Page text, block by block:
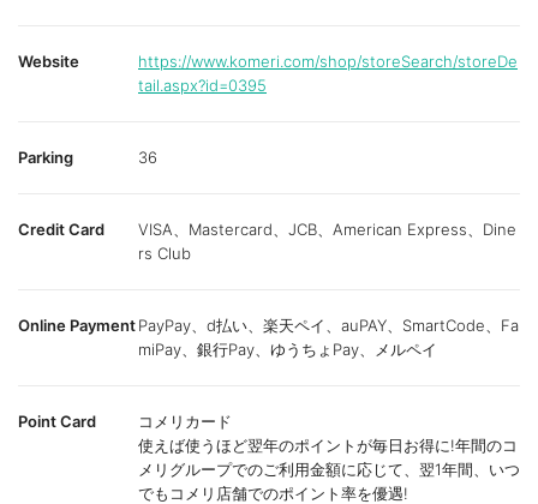
Website
https://www.komeri.com/shop/storeSearch/storeDe
tail.aspx?id=0395
Parking 36
Credit Card
VISA、Mastercard、JCB、American Express、Dine
rs Club
Online PaymentPayPay、d払い、楽天ペイ、auPAY、SmartCode、Fa
miPay、銀行Pay、ゆうちょPay、メルペイ
Point Card
コメリカード
使えば使うほど翌年のポイントが毎日お得に!年間のコ
メリグループでのご利用金額に応じて、翌1年間、いつ
でもコメリ店舗でのポイント率を優遇!